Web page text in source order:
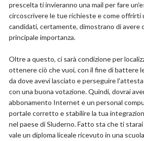
prescelta ti invieranno una mail per fare
circoscrivere le tue richieste e come offrirti
candidati, certamente, dimostrano di
principale importanza.
Oltre a questo, ci sarà condizione per
ottenere ciò che vuoi, con il fine di battere
da dove avevi lasciato e perseguire
con una buona votazione. Quindi, dovrai
abbonamento Internet e un personal
portale corretto e stabilire la tua
nel paese di Sluderno. Fatto sta che ti
vale un diploma liceale ricevuto in una